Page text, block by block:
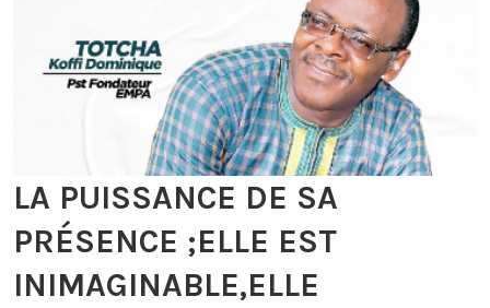
LA PUISSANCE DE SA
PRÉSENCE ;ELLE EST
INIMAGINABLE,ELLE